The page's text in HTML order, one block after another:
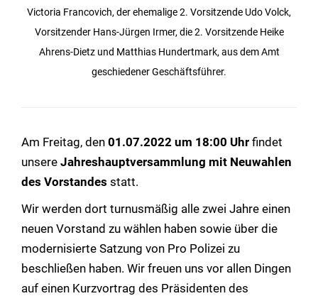
Victoria Francovich, der ehemalige 2. Vorsitzende Udo Volck,
Vorsitzender Hans-Jürgen Irmer, die 2. Vorsitzende Heike
Ahrens-Dietz und Matthias Hundertmark, aus dem Amt
geschiedener Geschäftsführer.
Am Freitag, den 01.07.2022 um 18:00 Uhr findet
unsere Jahreshauptversammlung mit Neuwahlen
des Vorstandes statt.
Wir werden dort turnusmäßig alle zwei Jahre einen
neuen Vorstand zu wählen haben sowie über die
modernisierte Satzung von Pro Polizei zu
beschließen haben. Wir freuen uns vor allen Dingen
auf einen Kurzvortrag des Präsidenten des